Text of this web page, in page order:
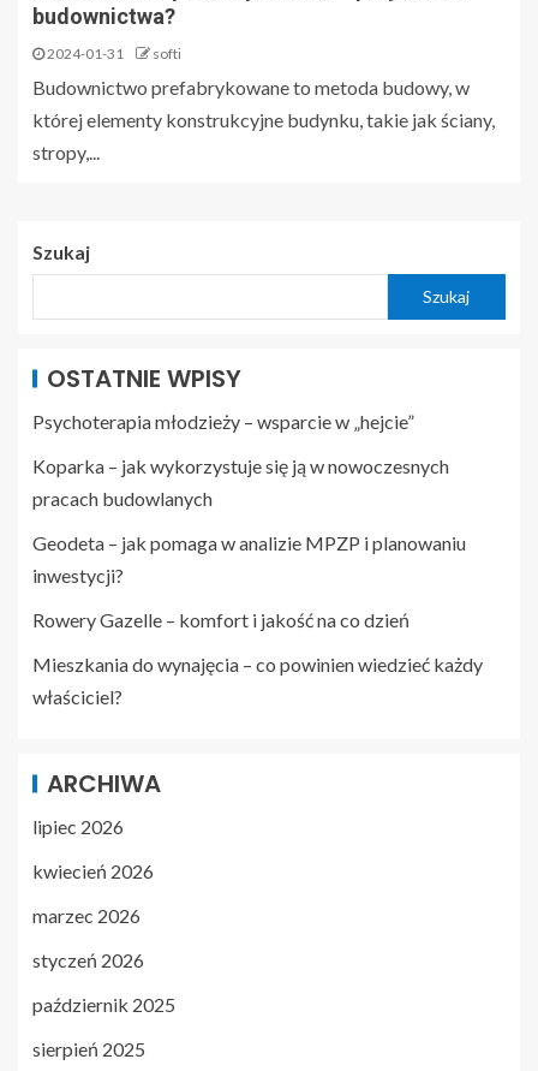
budownictwa?
2024-01-31 softi
Budownictwo prefabrykowane to metoda budowy, w
której elementy konstrukcyjne budynku, takie jak ściany,
stropy,...
Szukaj
Szukaj
OSTATNIE WPISY
Psychoterapia młodzieży – wsparcie w „hejcie”
Koparka – jak wykorzystuje się ją w nowoczesnych
pracach budowlanych
Geodeta – jak pomaga w analizie MPZP i planowaniu
inwestycji?
Rowery Gazelle – komfort i jakość na co dzień
Mieszkania do wynajęcia – co powinien wiedzieć każdy
właściciel?
ARCHIWA
lipiec 2026
kwiecień 2026
marzec 2026
styczeń 2026
październik 2025
sierpień 2025